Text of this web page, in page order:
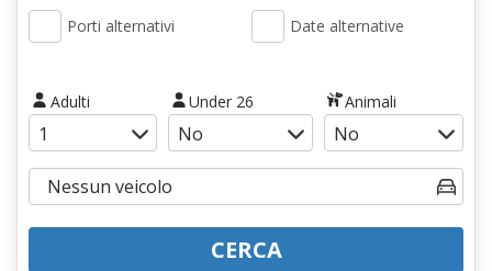
Porti alternativi Date alternative
Adulti Under 26 Animali
CERCA